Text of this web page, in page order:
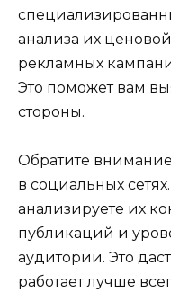
анализа их
рекламных
Это поможет вам
стороны.
Обратите
в социальных
анализируете их
публикаций и
аудитории. Это
работает лучше